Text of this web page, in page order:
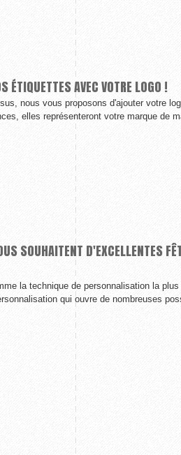
ÉTIQUETTES AVEC VOTRE LOGO !
nous vous proposons d'ajouter votre
elles représenteront votre marque de
SOUHAITENT D'EXCELLENTES
la technique de personnalisation la
qui ouvre de nombreuses